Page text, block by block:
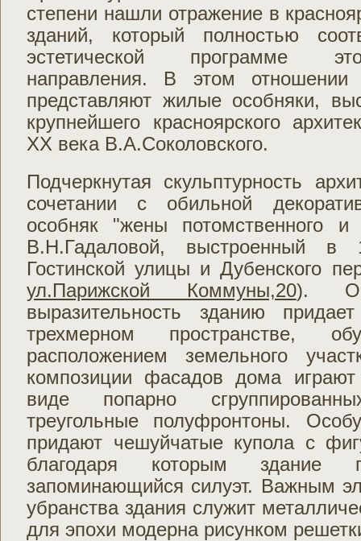
степени нашли отражение в
зданий, который полностью
эстетической программе
направления. В этом отношении
представляют жилые особняки,
крупнейшего красноярского
ХХ века В.А.Соколовского.
Подчеркнутая скульптурность
сочетании с обильной
особняк "жены потомственного и
В.Н.Гадаловой, выстроенный в
Гостинской улицы и Дубенского
ул.Парижской Коммуны,20).
выразительность зданию
трехмерном пространстве,
расположением земельного
композиции фасадов дома
виде попарно
треугольные полуфронтоны.
придают чешуйчатые купола с
благодаря которым здание
запоминающийся силуэт. Важным
убранства здания служит
для эпохи модерна рисунком